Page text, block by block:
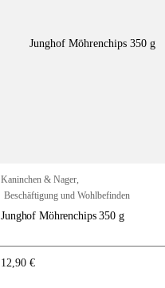
Kaninchen & Nager
Beschäftigung und Wohlbefinden
Junghof Möhrenchips 350 g
12,90€